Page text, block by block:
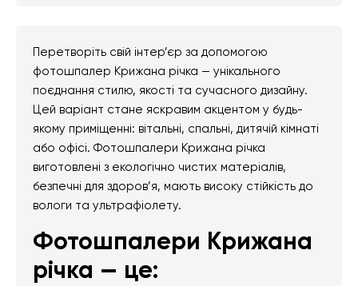
Перетворіть свій інтер’єр за допомогою
фотошпалер Крижана річка — унікального
поєднання стилю, якості та сучасного дизайну.
Цей варіант стане яскравим акцентом у будь-
якому приміщенні: вітальні, спальні, дитячій кімнаті
або офісі. Фотошпалери Крижана річка
виготовлені з екологічно чистих матеріалів,
безпечні для здоров’я, мають високу стійкість до
вологи та ультрафіолету.
Фотошпалери Крижана
річка — це: